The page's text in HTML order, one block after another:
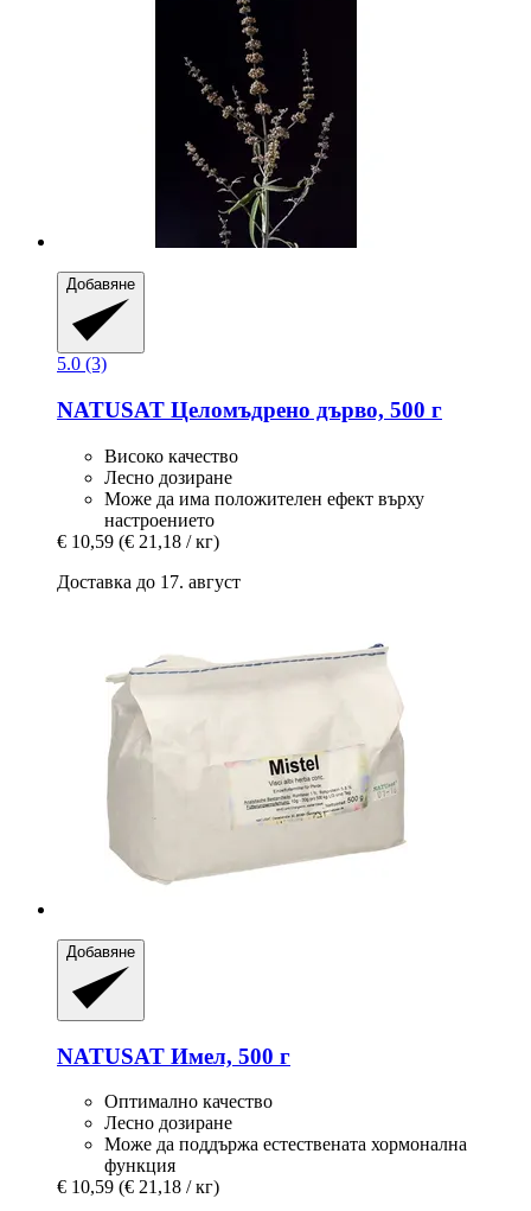
Добавяне
5.0 (3)
NATUSAT Целомъдрено дърво, 500 г
Високо качество
Лесно дозиране
Може да има положителен ефект върху
настроението
€ 10,59 (€ 21,18 / кг)
Доставка до 17. август
Добавяне
NATUSAT Имел, 500 г
Оптимално качество
Лесно дозиране
Може да поддържа естествената хормонална
функция
€ 10,59 (€ 21,18 / кг)